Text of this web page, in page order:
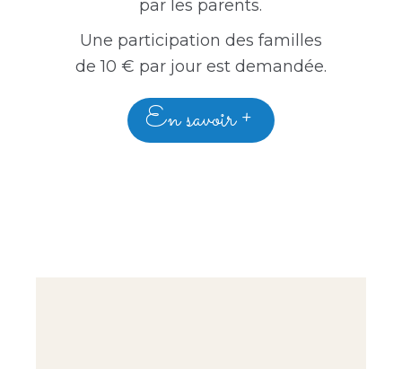
par les parents.
Une participation des familles
de 10 € par jour est demandée.
En savoir +